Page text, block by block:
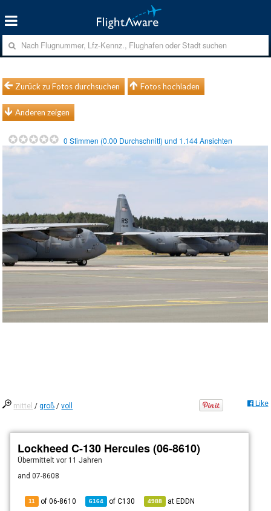
Zurück zu Fotos durchsuchen Fotos hochladen
Anderen zeigen
0 Stimmen (0.00 Durchschnitt) und 1.144Ansichten
mittel /groß /voll Like
Lockheed C-130 Hercules (06-8610)
Übermitteltvor 11 Jahren
and 07-8608
11 of 06-8610 6164 ofC130 4988 atEDDN